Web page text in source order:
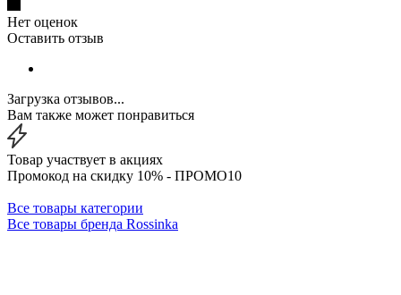
Нет оценок
Оставить отзыв
Загрузка отзывов...
Вам также может понравиться
Товар участвует в акциях
Промокод на скидку 10% - ПРОМО10
Все товары категории
Все товары бренда Rossinka